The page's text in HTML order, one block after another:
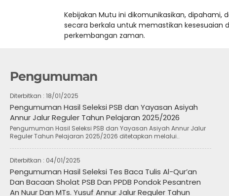
Kebijakan Mutu ini dikomunikasikan,
secara berkala untuk memastikan kesesuaian
perkembangan zaman.
Pengumuman
Diterbitkan : 18/01/2025
Pengumuman Hasil Seleksi PSB dan Yayasan Asiyah
Annur Jalur Reguler Tahun Pelajaran 2025/2026
Pengumuman Hasil Seleksi PSB dan Yayasan Asiyah Annur Jalur
Reguler Tahun Pelajaran 2025/2026 ditetapkan melalui..
Diterbitkan : 04/01/2025
Pengumuman Hasil Seleksi Tes Baca Tulis Al-Qur’an
Dan Bacaan Sholat PSB Dan PPDB Pondok Pesantren
An Nuur Dan MTs. Yusuf Annur Jalur Reguler Tahun